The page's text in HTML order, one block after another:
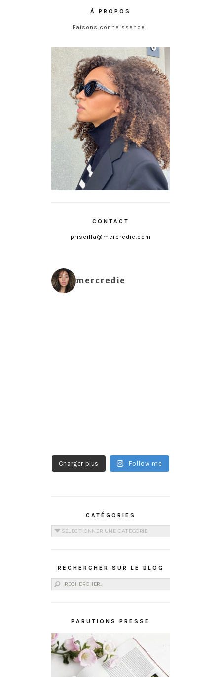
À PROPOS
Faisons connaissance…
CONTACT
priscilla@mercredie.com
mercredie
Charger plus Follow me
CATÉGORIES
Catégories
RECHERCHER SUR LE BLOG
Rechercher :
PARUTIONS PRESSE